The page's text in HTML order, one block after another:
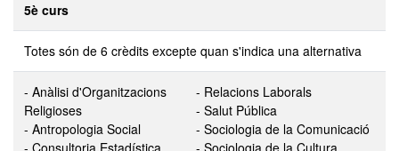
5è curs
Totes són de 6 crèdits excepte quan s'indica una alternativa
- Anàlisi d'Organitzacions
Religioses
- Antropologia Social
- Consultoria Estadística
- Relacions Laborals
- Salut Pública
- Sociologia de la Comunicació
- Sociologia de la Cultura